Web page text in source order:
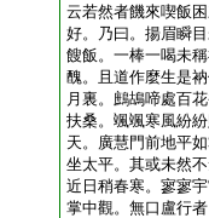
云若然者饑來喫飯
好。乃曰。揚眉瞬
餿飯。一棒一喝未
醜。且道作麼生是
月裏。鷓鴣啼處百
扶桑。颯颯寒風紛
天。廣慧門前地平
坐太平。其或未然
近日稍春寒。寥寥
掌中觀。無口盧行